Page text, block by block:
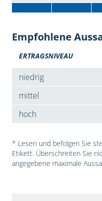
Empfohlene
ERTRAGSNIVEAU
niedrig
mittel
hoch
* Lesen und befolgen Sie
Etikett. Überschreiten Sie
angegebene maximale